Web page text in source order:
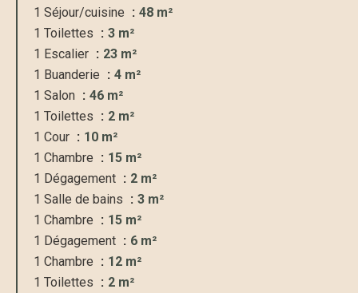
1 Séjour/cuisine
48 m²
1 Toilettes
3 m²
1 Escalier
23 m²
1 Buanderie
4 m²
1 Salon
46 m²
1 Toilettes
2 m²
1 Cour
10 m²
1 Chambre
15 m²
1 Dégagement
2 m²
1 Salle de bains
3 m²
1 Chambre
15 m²
1 Dégagement
6 m²
1 Chambre
12 m²
1 Toilettes
2 m²